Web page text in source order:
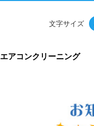
エアコンクリーニング
文字サイズ